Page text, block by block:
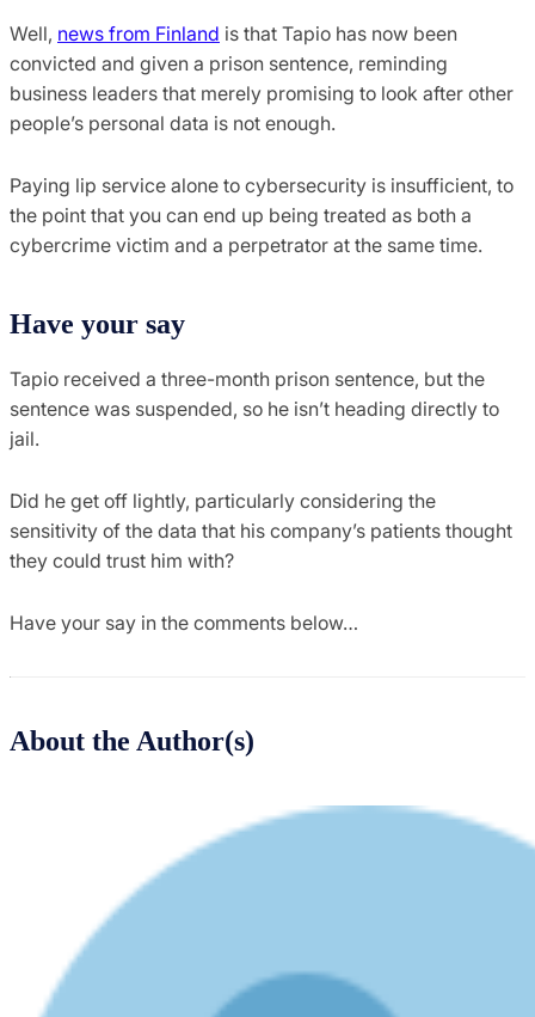
Well, news from Finland is that Tapio has now been
convicted and given a prison sentence, reminding
business leaders that merely promising to look after other
people’s personal data is not enough.
Paying lip service alone to cybersecurity is insufficient, to
the point that you can end up being treated as both a
cybercrime victim and a perpetrator at the same time.
Have your say
Tapio received a three-month prison sentence, but the
sentence was suspended, so he isn’t heading directly to
jail.
Did he get off lightly, particularly considering the
sensitivity of the data that his company’s patients thought
they could trust him with?
Have your say in the comments below…
About the Author(s)